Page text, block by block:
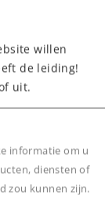
willen
de leiding!
uit.
informatie om u
diensten of
zou kunnen zijn.